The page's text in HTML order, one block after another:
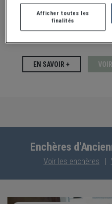
MULTI –
Monnaies.
EN SAVOIR +
Enchères
Voir les enchères |
Afficher toutes les
finalités